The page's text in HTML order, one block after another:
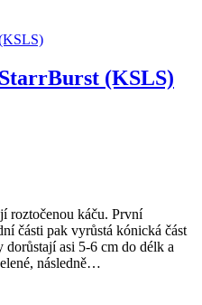
(KSLS)
roztočenou káču. První
části pak vyrůstá kónická část
dorůstají asi 5-6 cm do délk a
následně…